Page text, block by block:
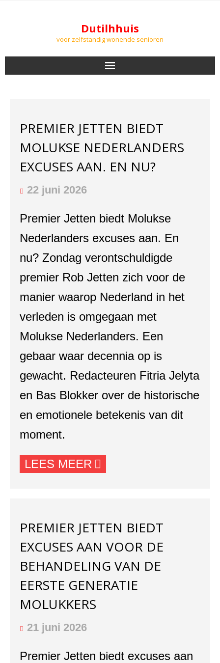
Dutilhhuis
voor zelfstandig wonende senioren
DOWNLOADS
PODCASTS
AGENDA
PREMIER JETTEN BIEDT
MOLUKSE NEDERLANDERS
EXCUSES AAN. EN NU?
22 juni 2026
Premier Jetten biedt Molukse
Nederlanders excuses aan. En
nu? Zondag verontschuldigde
premier Rob Jetten zich voor de
manier waarop Nederland in het
verleden is omgegaan met
Molukse Nederlanders. Een
gebaar waar decennia op is
gewacht. Redacteuren Fitria Jelyta
en Bas Blokker over de historische
en emotionele betekenis van dit
moment.
LEES MEER
PREMIER JETTEN BIEDT
EXCUSES AAN VOOR DE
BEHANDELING VAN DE
EERSTE GENERATIE
MOLUKKERS
21 juni 2026
Premier Jetten biedt excuses aan